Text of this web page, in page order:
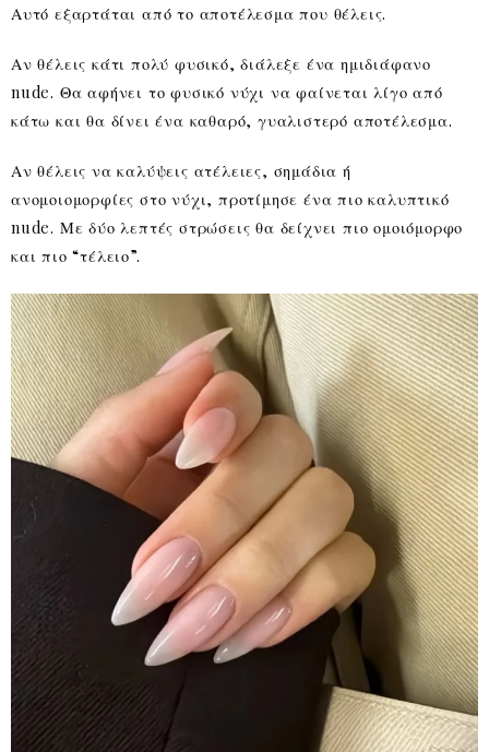
Αυτό εξαρτάται από το αποτέλεσμα που θέλεις.
Αν θέλεις κάτι πολύ φυσικό, διάλεξε ένα ημιδιάφανο
nude. Θα αφήνει το φυσικό νύχι να φαίνεται λίγο από
κάτω και θα δίνει ένα καθαρό, γυαλιστερό αποτέλεσμα.
Αν θέλεις να καλύψεις ατέλειες, σημάδια ή
ανομοιομορφίες στο νύχι, προτίμησε ένα πιο καλυπτικό
nude. Με δύο λεπτές στρώσεις θα δείχνει πιο ομοιόμορφο
και πιο “τέλειο”.